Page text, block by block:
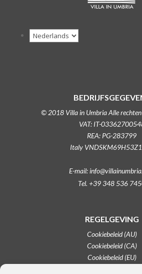
© 2018 Villa in Umbria Alle
VAT: IT-
REA: PG-283799
Italy
E-mail:
Tel. +39 348 536
REGELGEVING
Cookiebeleid (AU)
Cookiebeleid (CA)
Cookiebeleid (EU)